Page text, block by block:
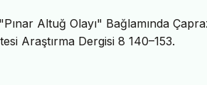
Altuğ Olayı" Bağlamında
Araştırma Dergisi 8 140–153.